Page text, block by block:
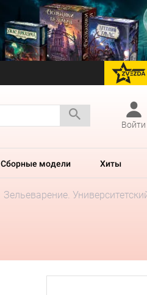
Войти
Сборные модели Хиты
Зельеварение.